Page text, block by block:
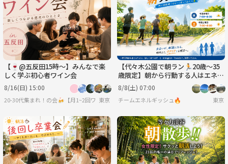
【🍷@五反田15時〜】みんなで楽
しく学ぶ初心者ワイン会
8/16(日) 15:00
20-30代集まれ！の会🍻【月1~2回ワイン会などを開催】
東京
【代々木公園で朝ラン🏃20歳～35
歳限定】朝から行動する人はエネル
ギッシュ🔥
8/8(土) 07:00
チームエネルギッシュ🔥 東京